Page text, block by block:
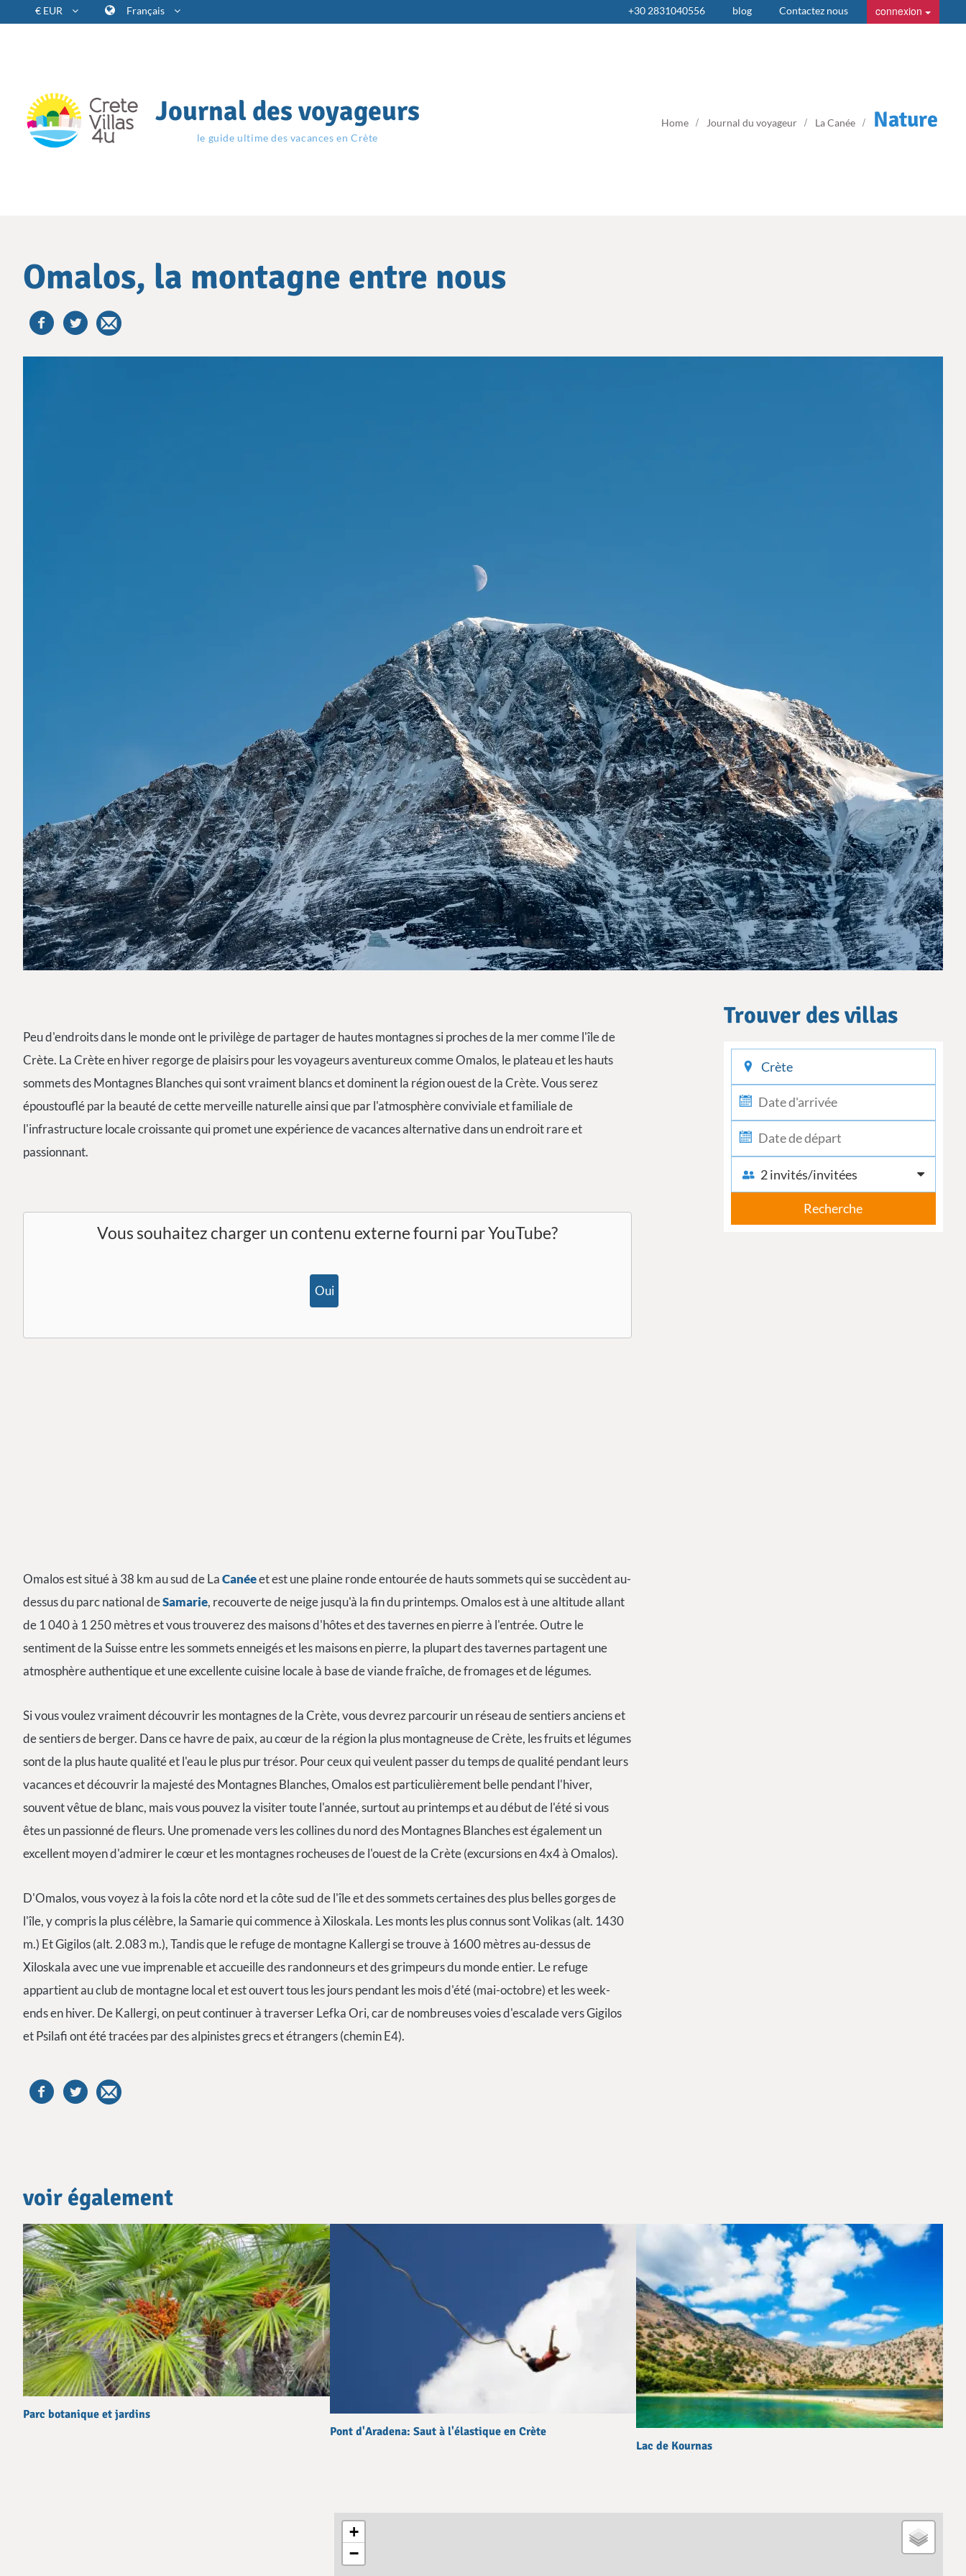
€ EUR Français +30 2831040556 blog Contactez nous connexion
Journal des voyageurs
le guide ultime des vacances en Crète
Home Journal du voyageur La Canée Nature
Omalos, la montagne entre nous
Peu d'endroits dans le monde ont le privilège de partager de hautes montagnes si proches de la mer comme l'île de
Crète. La Crète en hiver regorge de plaisirs pour les voyageurs aventureux comme Omalos, le plateau et les hauts
sommets des Montagnes Blanches qui sont vraiment blancs et dominent la région ouest de la Crète. Vous serez
époustouflé par la beauté de cette merveille naturelle ainsi que par l'atmosphère conviviale et familiale de
l'infrastructure locale croissante qui promet une expérience de vacances alternative dans un endroit rare et
passionnant.
Vous souhaitez charger un contenu externe fourni parYouTube?
Oui
Omalos est situé à 38 km au sud de LaCanéeet est une plaine ronde entourée de hauts sommets qui se succèdent au-
dessus du parc national deSamarie, recouverte de neige jusqu'à la fin du printemps. Omalos est à une altitude allant
de 1 040 à 1 250 mètres et vous trouverez des maisons d'hôtes et des tavernes en pierre à l'entrée. Outre le
sentiment de la Suisse entre les sommets enneigés et les maisons en pierre, la plupart des tavernes partagent une
atmosphère authentique et une excellente cuisine locale à base de viande fraîche, de fromages et de légumes.
Si vous voulez vraiment découvrir les montagnes de la Crète, vous devrez parcourir un réseau de sentiers anciens et
de sentiers de berger. Dans ce havre de paix, au cœur de la région la plus montagneuse de Crète, les fruits et légumes
sont de la plus haute qualité et l'eau le plus pur trésor. Pour ceux qui veulent passer du temps de qualité pendant leurs
vacances et découvrir la majesté des Montagnes Blanches, Omalos est particulièrement belle pendant l'hiver,
souvent vêtue de blanc, mais vous pouvez la visiter toute l'année, surtout au printemps et au début de l'été si vous
êtes un passionné de fleurs. Une promenade vers les collines du nord des Montagnes Blanches est également un
excellent moyen d'admirer le cœur et les montagnes rocheuses de l'ouest de la Crète (excursions en 4x4 à Omalos).
D'Omalos, vous voyez à la fois la côte nord et la côte sud de l'île et des sommets certaines des plus belles gorges de
l'île, y compris la plus célèbre, la Samarie qui commence à Xiloskala. Les monts les plus connus sont Volikas (alt. 1430
m.) Et Gigilos (alt. 2.083 m.), Tandis que le refuge de montagne Kallergi se trouve à 1600 mètres au-dessus de
Xiloskala avec une vue imprenable et accueille des randonneurs et des grimpeurs du monde entier. Le refuge
appartient au club de montagne local et est ouvert tous les jours pendant les mois d'été (mai-octobre) et les week-
ends en hiver. De Kallergi, on peut continuer à traverser Lefka Ori, car de nombreuses voies d'escalade vers Gigilos
et Psilafi ont été tracées par des alpinistes grecs et étrangers (chemin E4).
Trouver des villas
2 invités/invitées
Recherche
voir également
Parc botanique et jardins
Pont d'Aradena: Saut à l'élastique en Crète
Lac de Kournas
+
−